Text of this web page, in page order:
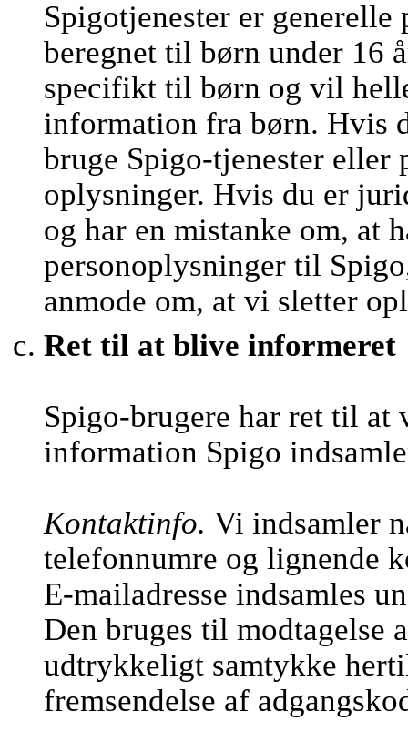
Spigotjenester er
beregnet til børn under 16
specifikt til børn og vil
information fra børn. Hvis
bruge Spigo-tjenester eller
oplysninger. Hvis du er
og har en mistanke om, at
personoplysninger til
anmode om, at vi sletter
Ret til at blive informeret
Spigo-brugere har ret til
information Spigo
Kontaktinfo. Vi indsamler
telefonnumre og lignende
E-mailadresse indsamles
Den bruges til modtagelse
udtrykkeligt samtykke
fremsendelse af